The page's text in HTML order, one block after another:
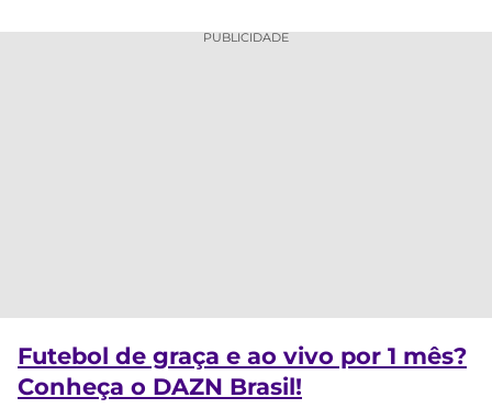
ONLINE
FLAMENGO
ATLÉTICO
LALIGA
PUBLICIDADE
Futebol de graça e ao vivo por 1 mês?
Conheça o DAZN Brasil!